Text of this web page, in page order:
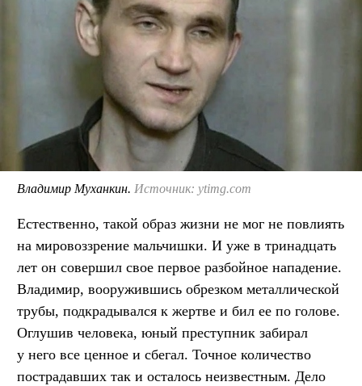
Владимир Муханкин. Источник: ytimg.com
Естественно, такой образ жизни не мог не повлиять
на мировоззрение мальчишки. И уже в тринадцать
лет он совершил свое первое разбойное нападение.
Владимир, вооружившись обрезком металлической
трубы, подкрадывался к жертве и бил ее по голове.
Оглушив человека, юный преступник забирал
у него все ценное и сбегал. Точное количество
пострадавших так и осталось неизвестным. Дело